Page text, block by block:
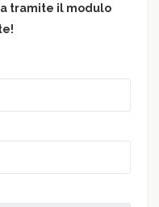
tramite il modulo